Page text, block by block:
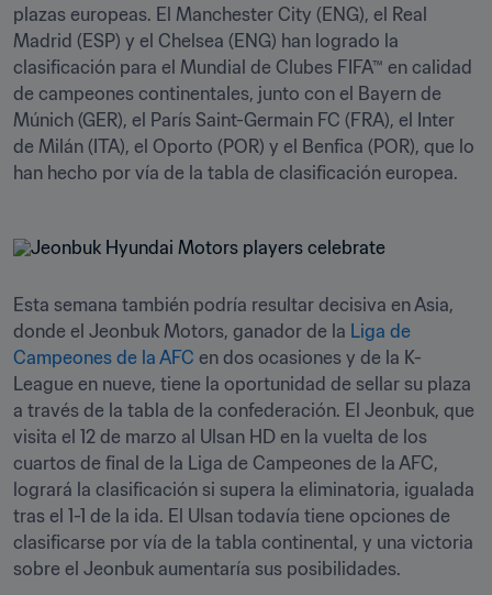
plazas europeas. El Manchester City (ENG), el Real
Madrid (ESP) y el Chelsea (ENG) han logrado la
clasificación para el Mundial de Clubes FIFA™ en calidad
de campeones continentales, junto con el Bayern de
Múnich (GER), el París Saint-Germain FC (FRA), el Inter
de Milán (ITA), el Oporto (POR) y el Benfica (POR), que lo
han hecho por vía de la tabla de clasificación europea.
Esta semana también podría resultar decisiva en Asia,
donde el Jeonbuk Motors, ganador de la Liga de
Campeones de la AFC en dos ocasiones y de la K-
League en nueve, tiene la oportunidad de sellar su plaza
a través de la tabla de la confederación. El Jeonbuk, que
visita el 12 de marzo al Ulsan HD en la vuelta de los
cuartos de final de la Liga de Campeones de la AFC,
logrará la clasificación si supera la eliminatoria, igualada
tras el 1-1 de la ida. El Ulsan todavía tiene opciones de
clasificarse por vía de la tabla continental, y una victoria
sobre el Jeonbuk aumentaría sus posibilidades.